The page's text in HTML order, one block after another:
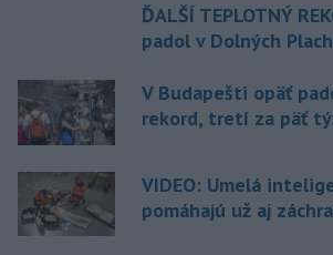
ĎALŠÍ TEPLOTNÝ
padol v Dolných
V Budapešti opäť
rekord, tretí za päť
VIDEO: Umelá
pomáhajú už aj